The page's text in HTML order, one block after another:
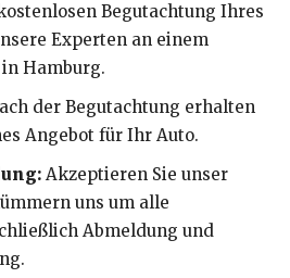
Begutachtung Ihres
Experten an einem
Hamburg.
der Begutachtung erhalten
Angebot für Ihr Auto.
Akzeptieren Sie unser
uns um alle
Abmeldung und